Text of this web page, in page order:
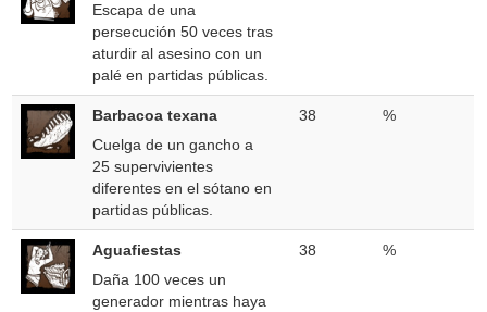
Escapa de una
persecución 50 veces tras
aturdir al asesino con un
palé en partidas públicas.
Barbacoa texana
Cuelga de un gancho a
25 supervivientes
diferentes en el sótano en
partidas públicas.
38 %
Aguafiestas
Daña 100 veces un
generador mientras haya
38 %